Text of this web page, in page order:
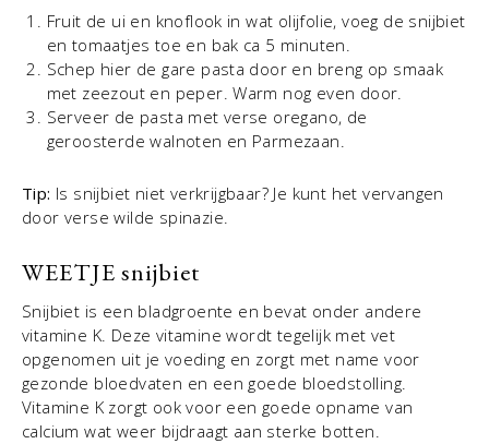
Fruit de ui en knoflook in wat olijfolie, voeg de snijbiet
en tomaatjes toe en bak ca 5 minuten.
Schep hier de gare pasta door en breng op smaak
met zeezout en peper. Warm nog even door.
Serveer de pasta met verse oregano, de
geroosterde walnoten en Parmezaan.
Tip: Is snijbiet niet verkrijgbaar? Je kunt het vervangen
door verse wilde spinazie.
WEETJE snijbiet
Snijbiet is een bladgroente en bevat onder andere
vitamine K. Deze vitamine wordt tegelijk met vet
opgenomen uit je voeding en zorgt met name voor
gezonde bloedvaten en een goede bloedstolling.
Vitamine K zorgt ook voor een goede opname van
calcium wat weer bijdraagt aan sterke botten.